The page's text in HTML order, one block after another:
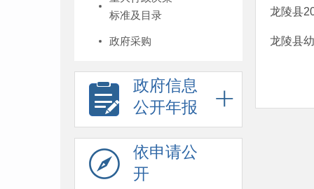
标准及目录
政府采购
政府信息
公开年报
依申请公
开
龙陵县
龙陵县